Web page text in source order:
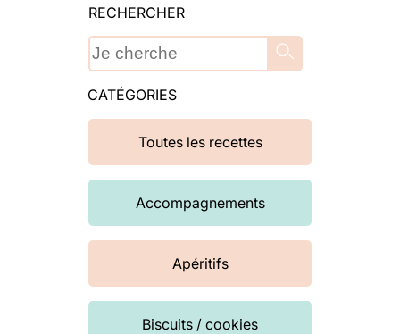
RECHERCHER
CATÉGORIES
Toutes les recettes
Accompagnements
Apéritifs
Biscuits / cookies